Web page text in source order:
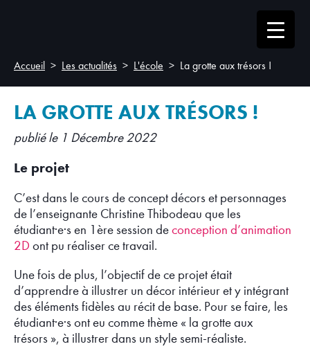
Accueil Les actualités L'école La grotte aux trésors !
LA GROTTE AUX TRÉSORS !
publié le 1 Décembre 2022
Le projet
C’est dans le cours de concept décors et personnages
de l’enseignante Christine Thibodeau que les
étudiant·e·s en 1ère session deconception d’animation
2D ont pu réaliser ce travail.
Une fois de plus, l’objectif de ce projet était
d’apprendre à illustrer un décor intérieur et y intégrant
des éléments fidèles au récit de base. Pour se faire, les
étudiant·e·s ont eu comme thème « la grotte aux
trésors », à illustrer dans un style semi-réaliste.